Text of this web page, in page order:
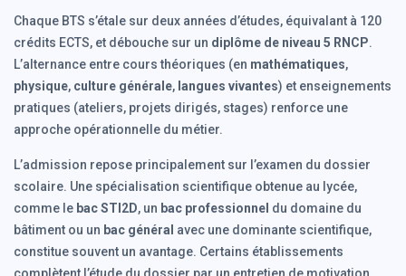
Chaque BTS s’étale sur deux années d’études, équivalant à 120
crédits ECTS, et débouche sur un diplôme de niveau 5 RNCP.
L’alternance entre cours théoriques (en mathématiques,
physique, culture générale, langues vivantes) et enseignements
pratiques (ateliers, projets dirigés, stages) renforce une
approche opérationnelle du métier.
L’admission repose principalement sur l’examen du dossier
scolaire. Une spécialisation scientifique obtenue au lycée,
comme le bac STI2D, un bac professionnel du domaine du
bâtiment ou un bac général avec une dominante scientifique,
constitue souvent un avantage. Certains établissements
complètent l’étude du dossier par un entretien de motivation.